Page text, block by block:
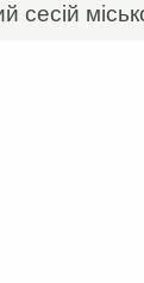
сесій